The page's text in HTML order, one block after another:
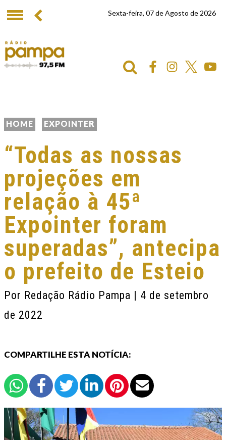
Sexta-feira, 07 de Agosto de 2026
HOME EXPOINTER
“Todas as nossas
projeções em
relação à 45ª
Expointer foram
superadas”, antecipa
o prefeito de Esteio
Por Redação Rádio Pampa | 4 de setembro
de 2022
COMPARTILHE ESTA NOTÍCIA: